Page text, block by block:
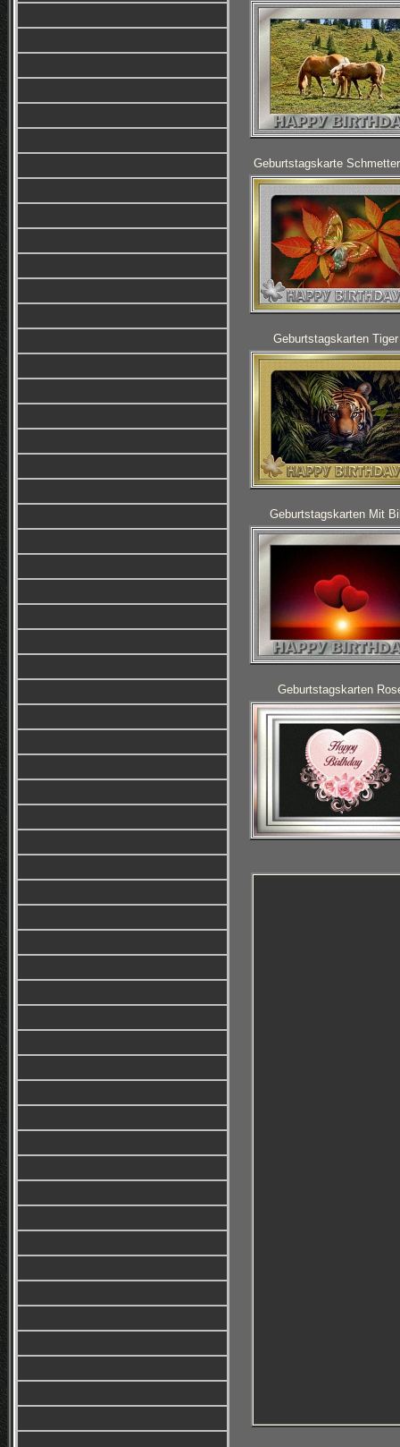
Geburtstagskarte
Geburtstagskarten Tiger
Geburtstagskarten Mit
Geburtstagskarten